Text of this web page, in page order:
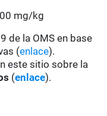
mg/kg
de la OMS en base
(enlace).
este sitio sobre la
(enlace).